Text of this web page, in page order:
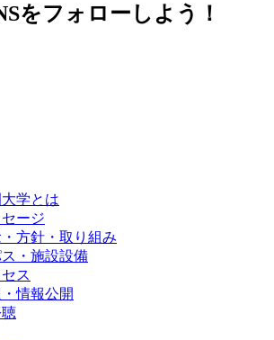
をフォローしよう！
学とは
ージ
方針・取り組み
・施設設備
ス
情報公開